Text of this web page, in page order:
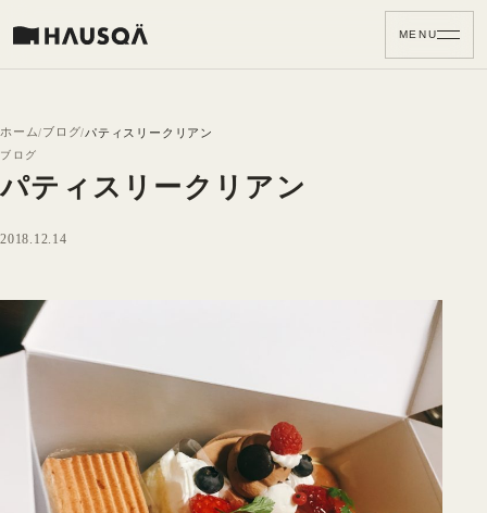
MENU
ホーム ブログ パティスリークリアン
ブログ
パティスリークリアン
2018.12.14